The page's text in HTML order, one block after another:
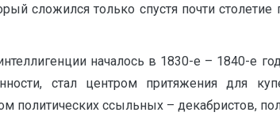
сложился только спустя почти столетие
началось в 1830-е – 1840-е
стал центром притяжения для
политических ссыльных – декабристов,